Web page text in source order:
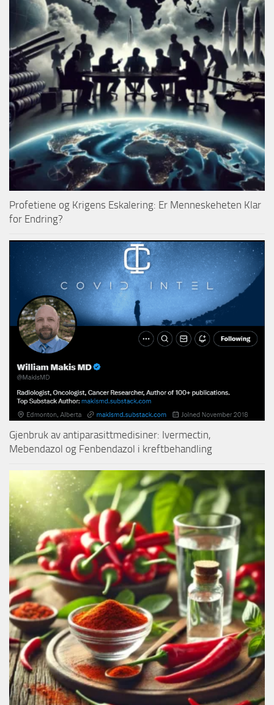
Profetiene og Krigens Eskalering: Er Menneskeheten Klar
for Endring?
Gjenbruk av antiparasittmedisiner: Ivermectin,
Mebendazol og Fenbendazol i kreftbehandling